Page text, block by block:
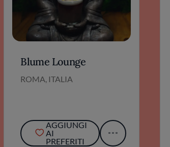
Blume Lounge
ROMA, ITALIA
AGGIUNGI
AI
PREFERITI